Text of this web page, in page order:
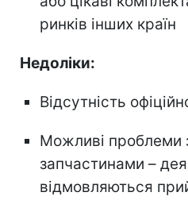
ринків інших країн
Недоліки:
Відсутність
Можливі проблеми
запчастинами –
відмовляються